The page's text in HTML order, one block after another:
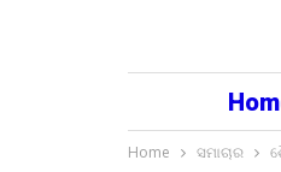
Home ସମାଚାର